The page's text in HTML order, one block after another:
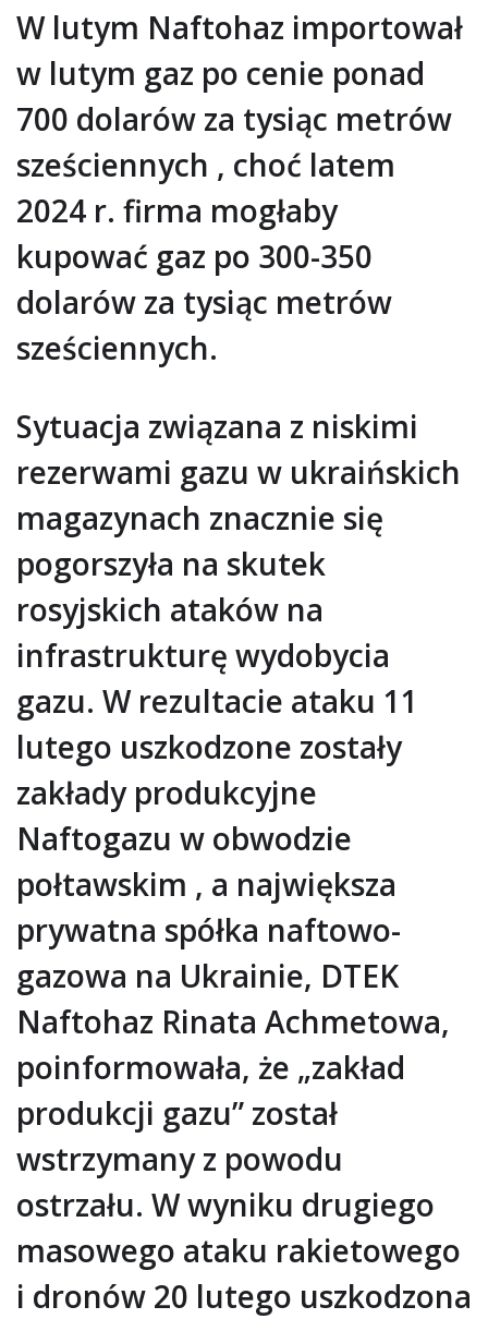
W lutym Naftohaz importował
w lutym gaz po cenie ponad
700 dolarów za tysiąc metrów
sześciennych , choć latem
2024 r. firma mogłaby
kupować gaz po 300-350
dolarów za tysiąc metrów
sześciennych.
Sytuacja związana z niskimi
rezerwami gazu w ukraińskich
magazynach znacznie się
pogorszyła na skutek
rosyjskich ataków na
infrastrukturę wydobycia
gazu. W rezultacie ataku 11
lutego uszkodzone zostały
zakłady produkcyjne
Naftogazu w obwodzie
połtawskim , a największa
prywatna spółka naftowo-
gazowa na Ukrainie, DTEK
Naftohaz Rinata Achmetowa,
poinformowała, że „zakład
produkcji gazu” został
wstrzymany z powodu
ostrzału. W wyniku drugiego
masowego ataku rakietowego
i dronów 20 lutego uszkodzona